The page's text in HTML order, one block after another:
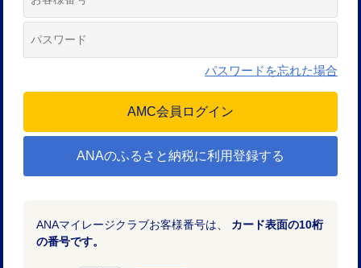
パスワードを忘れた場合
ANAのふるさと納税に利用登録する
ANAマイレージクラブお客様番号は、 カード表面の10桁
の番号です。